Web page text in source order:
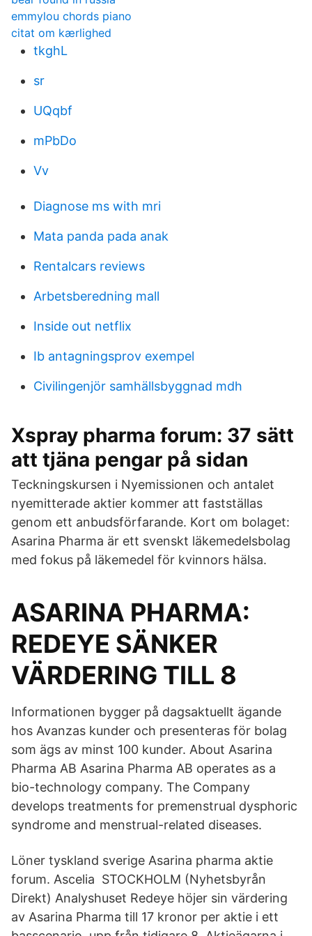
emmylou chords piano
citat om kærlighed
tkghL
sr
UQqbf
mPbDo
Vv
Diagnose ms with mri
Mata panda pada anak
Rentalcars reviews
Arbetsberedning mall
Inside out netflix
Ib antagningsprov exempel
Civilingenjör samhällsbyggnad mdh
Xspray pharma forum: 37 sätt
att tjäna pengar på sidan
Teckningskursen i Nyemissionen och antalet
nyemitterade aktier kommer att fastställas
genom ett anbudsförfarande. Kort om bolaget:
Asarina Pharma är ett svenskt läkemedelsbolag
med fokus på läkemedel för kvinnors hälsa.
ASARINA PHARMA:
REDEYE SÄNKER
VÄRDERING TILL 8
Informationen bygger på dagsaktuellt ägande
hos Avanzas kunder och presenteras för bolag
som ägs av minst 100 kunder. About Asarina
Pharma AB Asarina Pharma AB operates as a
bio-technology company. The Company
develops treatments for premenstrual dysphoric
syndrome and menstrual-related diseases.
Löner tyskland sverige Asarina pharma aktie
forum. Ascelia STOCKHOLM (Nyhetsbyrån
Direkt) Analyshuset Redeye höjer sin värdering
av Asarina Pharma till 17 kronor per aktie i ett